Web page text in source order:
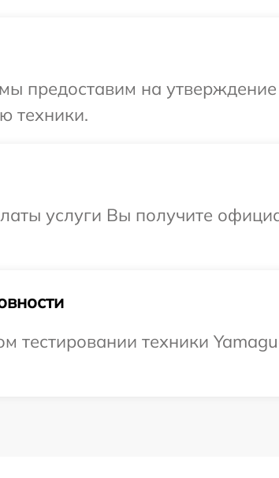
предоставим на
техники.
услуги Вы получите
техники